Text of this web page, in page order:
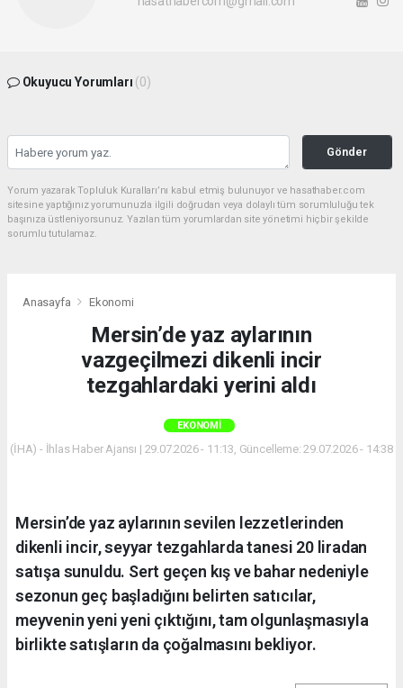
Okuyucu Yorumları (0)
Gönder
Yorum yazarak Topluluk Kuralları’nı kabul etmiş bulunuyor ve hasathaber.com
sitesine yaptığınız yorumunuzla ilgili doğrudan veya dolaylı tüm sorumluluğu tek
başınıza üstleniyorsunuz. Yazılan tüm yorumlardan site yönetimi hiçbir şekilde
sorumlu tutulamaz.
Anasayfa Ekonomi
Mersin’de yaz aylarının
vazgeçilmezi dikenli incir
tezgahlardaki yerini aldı
EKONOMI
(İHA) - İhlas Haber Ajansı | 29.07.2026 - 11:13, Güncelleme: 29.07.2026 - 14:38
Mersin’de yaz aylarının sevilen lezzetlerinden
dikenli incir, seyyar tezgahlarda tanesi 20 liradan
satışa sunuldu. Sert geçen kış ve bahar nedeniyle
sezonun geç başladığını belirten satıcılar,
meyvenin yeni yeni çıktığını, tam olgunlaşmasıyla
birlikte satışların da çoğalmasını bekliyor.